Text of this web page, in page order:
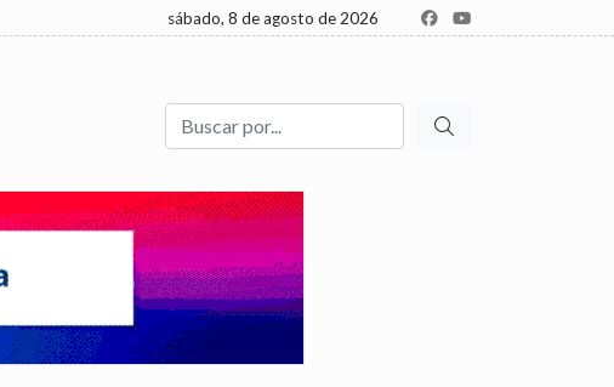
sábado, 8 de agosto de 2026
Buscar